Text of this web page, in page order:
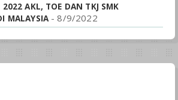
AKL, TOE DAN TKJ SMK
MALAYSIA - 8/9/2022